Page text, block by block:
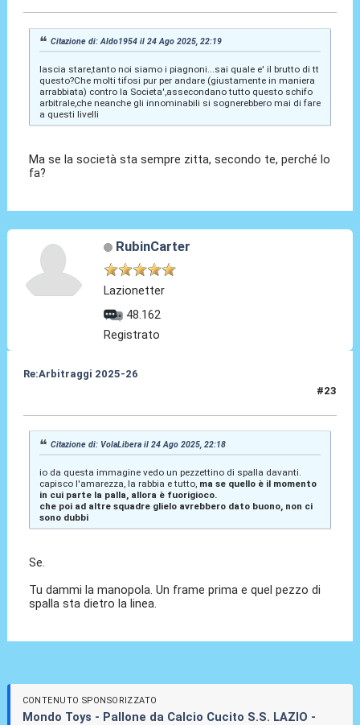
Citazione di: Aldo1954 il 24 Ago 2025, 22:19
lascia stare,tanto noi siamo i piagnoni...sai quale e' il brutto di tt
questo?Che molti tifosi pur per andare (giustamente in maniera
arrabbiata) contro la Societa',assecondano tutto questo schifo
arbitrale,che neanche gli innominabili si sognerebbero mai di fare
a questi livelli
Ma se la società sta sempre zitta, secondo te, perché lo
fa?
RubinCarter
Lazionetter
48.162
Registrato
Re:Arbitraggi 2025-26
#23
Citazione di: VolaLibera il 24 Ago 2025, 22:18
io da questa immagine vedo un pezzettino di spalla davanti.
capisco l'amarezza, la rabbia e tutto,ma se quello è il momento
in cui parte la palla, allora è fuorigioco.
che poi ad altre squadre glielo avrebbero dato buono, non ci
sono dubbi
Se.
Tu dammi la manopola. Un frame prima e quel pezzo di
spalla sta dietro la linea.
CONTENUTO SPONSORIZZATO
Mondo Toys - Pallone da Calcio Cucito S.S. LAZIO -